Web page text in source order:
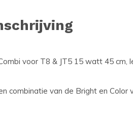
voor T8 & JT5 15 watt 45 cm,
combinatie van de Bright en